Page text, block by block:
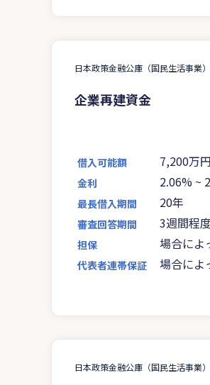
日本政策金融公庫（国民生活事業）
企業再建資金
借入可能額 7,200万円
金利 2.06% ~
最長借入期間 20年
審査回答期間 3週間程度
担保 場合によ
代表者連帯保証 場合によ
日本政策金融公庫（国民生活事業）